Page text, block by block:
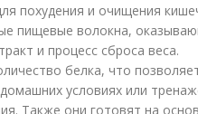
похудения и очищения
пищевые волокна,
и процесс сброса веса.
белка, что
условиях или
Также они готовят на